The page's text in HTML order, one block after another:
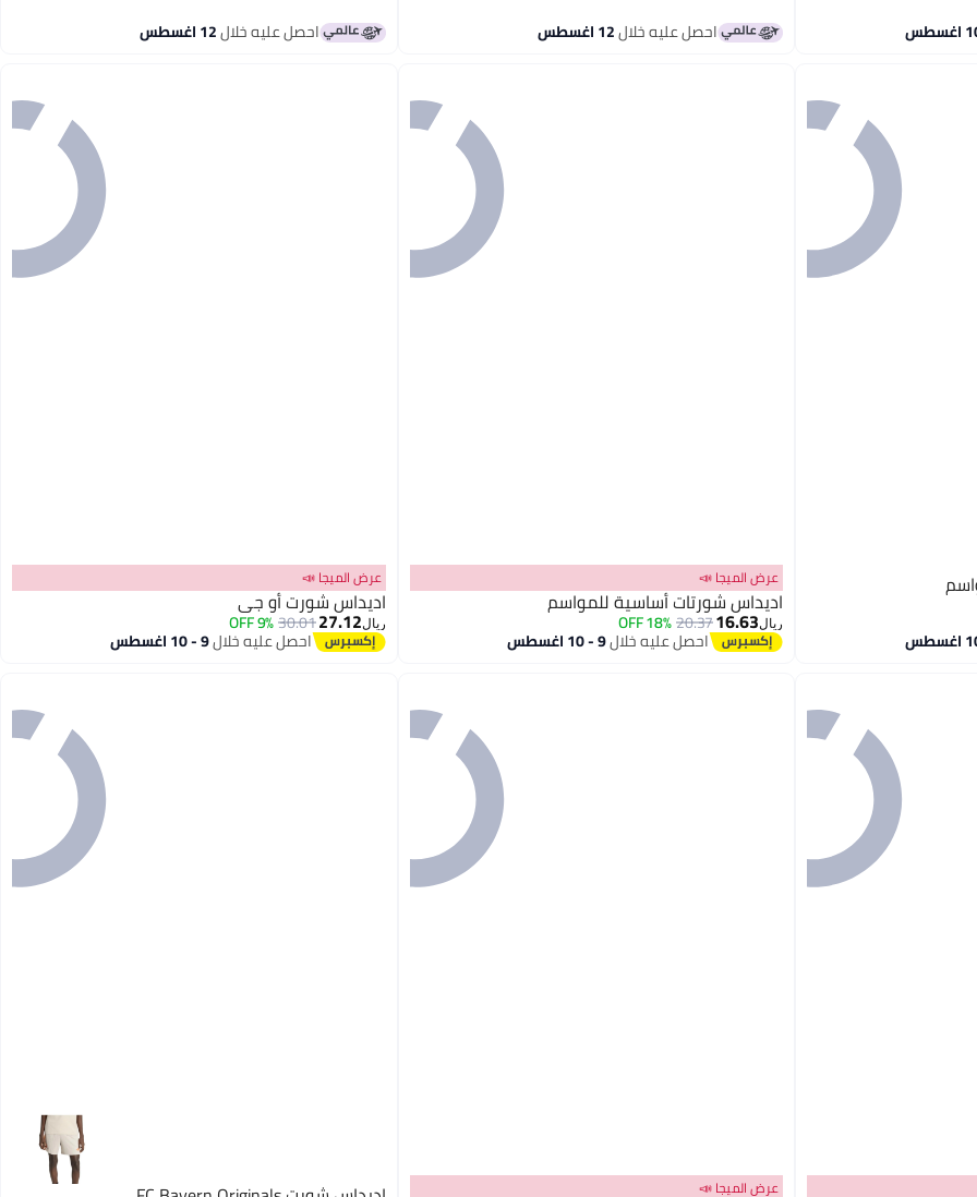
احصل عليه خلال12 اغسطس احصل عليه خلال12 اغسطس
عرض الميجا 📣
اديداس شورتات أساسية للمواسم
ريال16.63
20.37
18% OFF
احصل عليه خلال9 - 10 اغسطس
عرض الميجا 📣
اديداس شورت أو جي
ريال27.12
30.01
9% OFF
احصل عليه خلال9 - 10 اغسطس
عرض الميجا 📣